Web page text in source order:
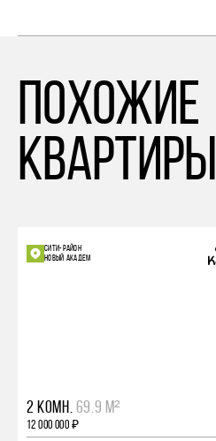
похожие
квартиры
СИТИ-РАЙОН
НОВЫЙ АКАДЕМ
2 КОМН. 69.9 М²
12 000 000 ₽